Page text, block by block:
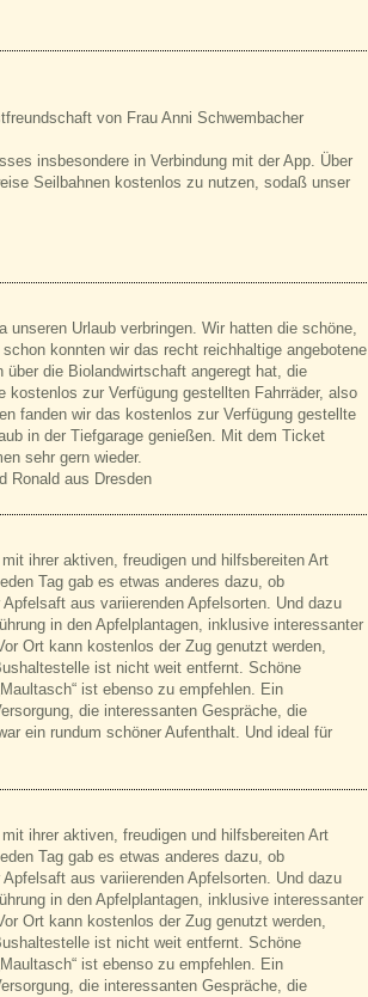
von Frau Anni Schwembacher
insbesondere in Verbindung mit der App. Über
Seilbahnen kostenlos zu nutzen, sodaß unser
Urlaub verbringen. Wir hatten die schöne,
konnten wir das recht reichhaltige angebotene
die Biolandwirtschaft angeregt hat, die
zur Verfügung gestellten Fahrräder, also
fanden wir das kostenlos zur Verfügung gestellte
in der Tiefgarage genießen. Mit dem Ticket
sehr gern wieder.
Ronald aus Dresden
ihrer aktiven, freudigen und hilfsbereiten Art
Tag gab es etwas anderes dazu, ob
aus variierenden Apfelsorten. Und dazu
in den Apfelplantagen, inklusive interessanter
Ort kann kostenlos der Zug genutzt werden,
ist nicht weit entfernt. Schöne
ist ebenso zu empfehlen. Ein
die interessanten Gespräche, die
ein rundum schöner Aufenthalt. Und ideal für
ihrer aktiven, freudigen und hilfsbereiten Art
Tag gab es etwas anderes dazu, ob
aus variierenden Apfelsorten. Und dazu
in den Apfelplantagen, inklusive interessanter
Ort kann kostenlos der Zug genutzt werden,
ist nicht weit entfernt. Schöne
ist ebenso zu empfehlen. Ein
die interessanten Gespräche, die